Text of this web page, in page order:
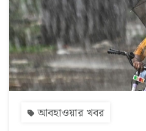
সর্বশেষ
সব
বিভাগ
আর্কাইভ
আবহাওয়ার খবর